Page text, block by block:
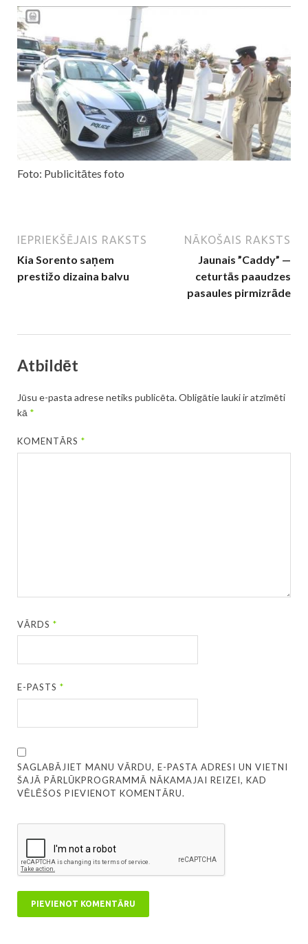
Foto: Publicitātes foto
IEPRIEKŠĒJAIS RAKSTS
Kia Sorento saņem
prestižo dizaina balvu
NĀKOŠAIS RAKSTS
Jaunais ”Caddy” —
ceturtās paaudzes
pasaules pirmizrāde
Atbildēt
Jūsu e-pasta adrese netiks publicēta.Obligātie lauki ir atzīmēti
kā *
KOMENTĀRS*
VĀRDS*
E-PASTS*
SAGLABĀJIET MANU VĀRDU, E-PASTA ADRESI UN VIETNI
ŠAJĀ PĀRLŪKPROGRAMMĀ NĀKAMAJAI REIZEI, KAD
VĒLĒŠOS PIEVIENOT KOMENTĀRU.